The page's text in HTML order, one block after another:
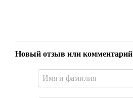
Новый отзыв или комментарий